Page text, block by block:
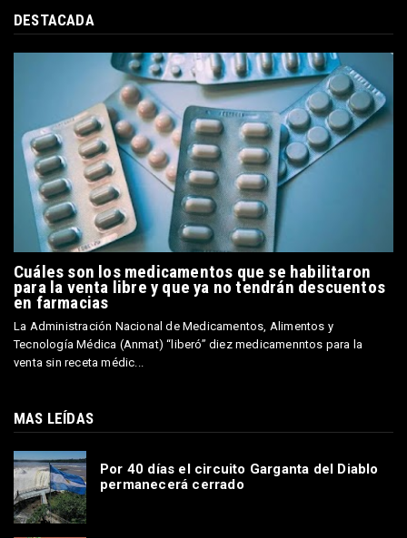
DESTACADA
Cuáles son los medicamentos que se habilitaron
para la venta libre y que ya no tendrán descuentos
en farmacias
La Administración Nacional de Medicamentos, Alimentos y
Tecnología Médica (Anmat) “liberó” diez medicamenntos para la
venta sin receta médic...
MAS LEÍDAS
Por 40 días el circuito Garganta del Diablo
permanecerá cerrado